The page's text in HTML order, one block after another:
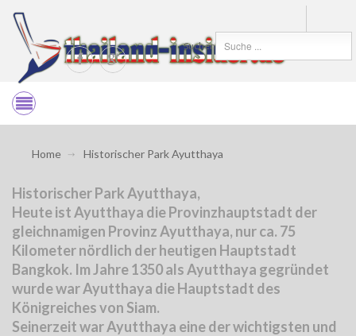
Suchen
Home Historischer Park Ayutthaya
Historischer Park Ayutthaya,
Heute ist Ayutthaya die Provinzhauptstadt der
gleichnamigen Provinz Ayutthaya, nur ca. 75
Kilometer nördlich der heutigen Hauptstadt
Bangkok. Im Jahre 1350 als Ayutthaya gegründet
wurde war Ayutthaya die Hauptstadt des
Königreiches von Siam.
Seinerzeit war Ayutthaya eine der wichtigsten und